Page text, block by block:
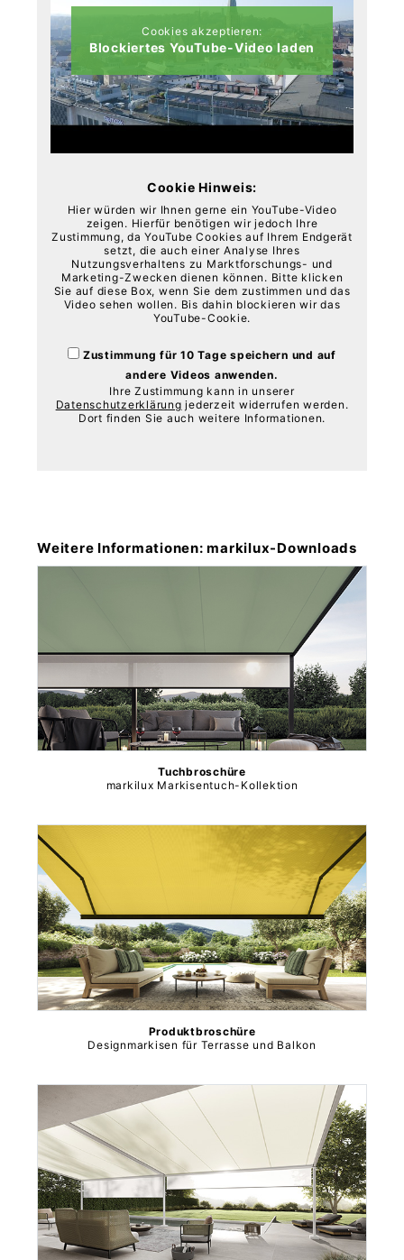
Cookies akzeptieren:
Blockiertes YouTube-Video laden
Cookie Hinweis:
Hier würden wir Ihnen gerne ein YouTube-Video
zeigen. Hierfür benötigen wir jedoch Ihre
Zustimmung, da YouTube Cookies auf Ihrem Endgerät
setzt, die auch einer Analyse Ihres
Nutzungsverhaltens zu Marktforschungs- und
Marketing-Zwecken dienen können. Bitte klicken
Sie auf diese Box, wenn Sie dem zustimmen und das
Video sehen wollen. Bis dahin blockieren wir das
YouTube-Cookie.
Zustimmung für 10 Tage speichern und auf
andere Videos anwenden.
Ihre Zustimmung kann in unserer
Datenschutzerklärung jederzeit widerrufen werden.
Dort finden Sie auch weitere Informationen.
Weitere Informationen: markilux-Downloads
Tuchbroschüre
markilux Markisentuch-Kollektion
Produktbroschüre
Designmarkisen für Terrasse und Balkon